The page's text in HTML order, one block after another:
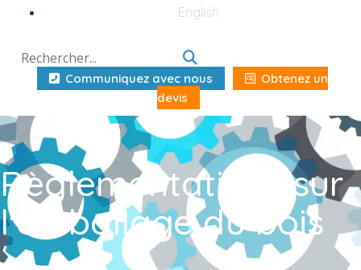
English
Communiquez avec nous
Obtenez un
devis
Règlementations sur
l'emballage du bois